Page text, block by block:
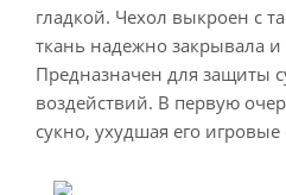
гладкой. Чехол выкроен с
ткань надежно закрывала
Предназначен для защиты
воздействий. В первую
сукно, ухудшая его игровые